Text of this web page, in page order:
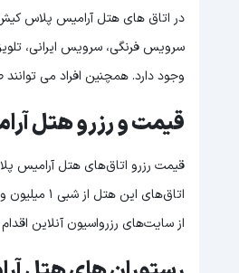
در اتاق های هتل آرامیس پلاس
سرویس فرنگی، سرویس ایرانی،
وجود دارد. همچنین افراد می
قیمت و رزرو هتل
قیمت رزرو اتاق‌های هتل آرامیس
از سایت‌های رزرواسیون آنلاین اقدام